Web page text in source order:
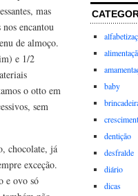
mas
encantou
de almoço.
e 1/2
o otto em
sem
chocolate, já
exceção.
e ovo só
baby
dentição
desfralde
diário
dicas